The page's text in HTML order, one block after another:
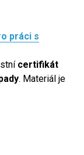
práci s
certifikát
. Materiál je